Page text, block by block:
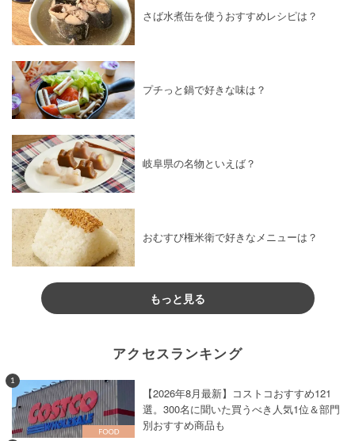
さば水煮缶を使うおすすめレシピは？
プチっと鍋で好きな味は？
岐阜県の名物といえば？
おむすび権米衛で好きなメニューは？
もっと見る
アクセスランキング
1
【2026年8月最新】コストコおすすめ121
選。300名に聞いた買うべき人気1位＆部門
別おすすめ商品も